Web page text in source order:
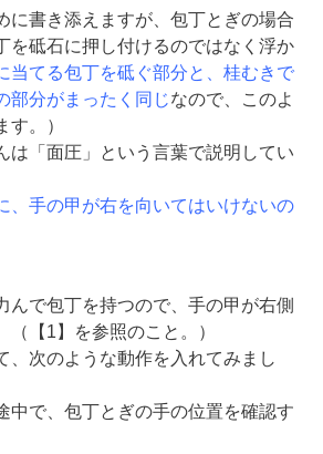
に書き添えますが、包丁とぎの場合
を砥石に押し付けるのではなく浮か
当てる包丁を砥ぐ部分と、桂むきで
部分がまったく同じなので、このよ
す。）
は「面圧」という言葉で説明してい
、手の甲が右を向いてはいけないの
んで包丁を持つので、手の甲が右側
（【1】を参照のこと。）
、次のような動作を入れてみまし
中で、包丁とぎの手の位置を確認す